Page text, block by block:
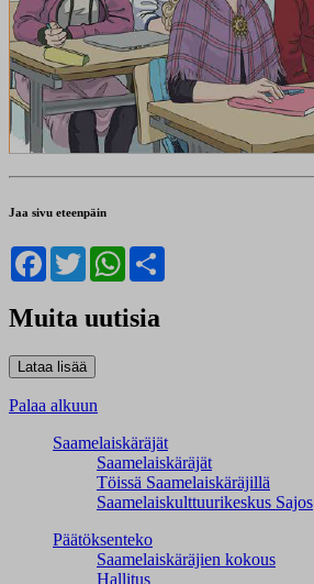
Jaa sivu eteenpäin
Facebook
TwitterWhatsApp
Muita uutisia
Palaa alkuun
Saamelaiskäräjät
Saamelaiskäräjät
Töissä Saamelaiskäräjillä
Saamelaiskulttuuri­keskus Sajos
Päätöksenteko
Saamelaiskäräjien kokous
Hallitus